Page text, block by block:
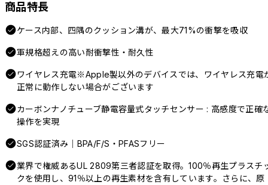
商品特長
ケース内部、四隅のクッション溝が、最大71%の衝撃を吸収
軍規格超えの高い耐衝撃性・耐久性
ワイヤレス充電※Apple製以外のデバイスでは、ワイヤレス充電
正常に動作しない場合がございます
カーボンナノチューブ静電容量式タッチセンサー : 高感度で正確
操作を実現
SGS認証済み｜BPA/F/S・PFASフリー
業界で権威あるUL 2809第三者認証を取得。100％再生プラスチ
クを使用し、91％以上の再生素材を含有しています。さらに、原